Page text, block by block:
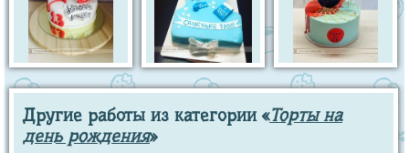
Другие работы из категории «Торты на
день рождения»